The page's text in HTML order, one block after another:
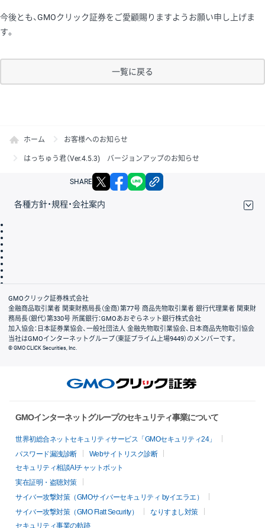
今後とも、GMOクリック証券をご愛顧賜りますようお願い申し上げま
す。
一覧に戻る
ホーム お客様へのお知らせ
はっちゅう君（Ver.4.5.3) バージョンアップのお知らせ
SHARE X facebook
各種方針・規程・会社案内
会社案内
GMOクリック証券株式会社
金融商品取引業者 関東財務局長（金商）第77号 商品先物取引業者 銀行代理業者 関東財
務局長（銀代）第330号 所属銀行：GMOあおぞらネット銀行株式会社
加入協会：日本証券業協会、一般社団法人 金融先物取引業協会、日本商品先物取引協会
当社はGMOインターネットグループ（東証プライム上場9449）のメンバーです。
© GMO CLICK Securities, Inc.
GMOインターネットグループのセキュリティ事業について
世界初総合ネットセキュリティサービス「GMOセキュリティ24」
パスワード漏洩診断
Webサイトリスク診断
セキュリティ相談AIチャットボット
実在証明・盗聴対策
サイバー攻撃対策（GMOサイバーセキュリティ byイエラエ）
サイバー攻撃対策（GMO Flatt Security）
なりすまし対策
セキュリティ事業の軌跡